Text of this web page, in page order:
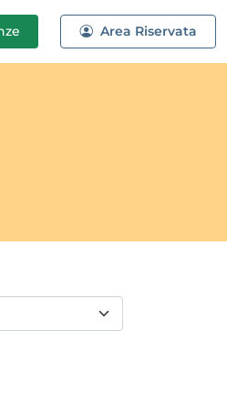
Area Riservata